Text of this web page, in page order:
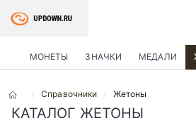
МОНЕТЫ ЗНАЧКИ МЕДАЛИ
Справочники Жетоны
КАТАЛОГ ЖЕТОНЫ